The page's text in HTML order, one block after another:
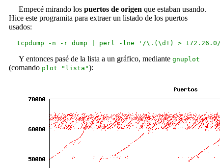
Empecé mirando los puertos de origen que estaban usando.
Hice este programita para extraer un listado de los puertos
usados:
Y entonces pasé de la lista a un gráfico, mediante gnuplot
(comando plot "lista"):